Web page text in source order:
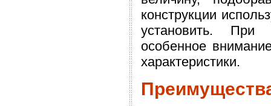
конструкции
установить. При
особенное
характеристики.